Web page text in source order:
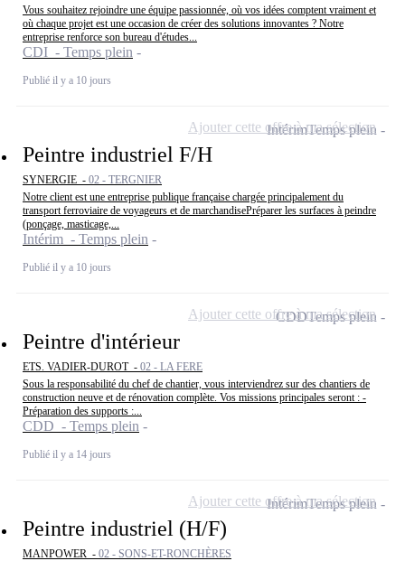
Vous souhaitez rejoindre une équipe passionnée, où vos idées comptent vraiment et
où chaque projet est une occasion de créer des solutions innovantes ? Notre
entreprise renforce son bureau d'études...
CDI - Temps plein
Publié il y a 10 jours
Peintre industriel F/H
SYNERGIE - 02 - TERGNIER
Notre client est une entreprise publique française chargée principalement du
transport ferroviaire de voyageurs et de marchandisePréparer les surfaces à peindre
(ponçage, masticage,...
Intérim - Temps plein
Publié il y a 10 jours
IntérimTemps plein
Ajouter cette offre à ma sélection
Peintre d'intérieur
ETS. VADIER-DUROT - 02 - LA FERE
Sous la responsabilité du chef de chantier, vous interviendrez sur des chantiers de
construction neuve et de rénovation complète. Vos missions principales seront : -
Préparation des supports :...
CDD - Temps plein
Publié il y a 14 jours
CDDTemps plein
Ajouter cette offre à ma sélection
Peintre industriel (H/F)
MANPOWER - 02 - SONS-ET-RONCHÈRES
IntérimTemps plein
Ajouter cette offre à ma sélection